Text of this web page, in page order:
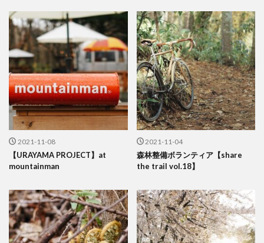
2021-11-08
【URAYAMA PROJECT】at
mountainman
2021-11-04
森林整備ボランティア【share
the trail vol.18】